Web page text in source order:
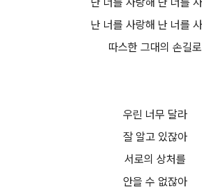
난 너를 사랑해 난 너를
따스한 그대의 손길로
우린 너무 달라
잘 알고 있잖아
서로의 상처를
안을 수 없잖아